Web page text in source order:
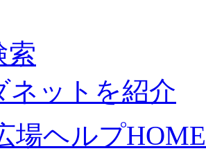
索
ネットを紹介
場ヘルプHOME